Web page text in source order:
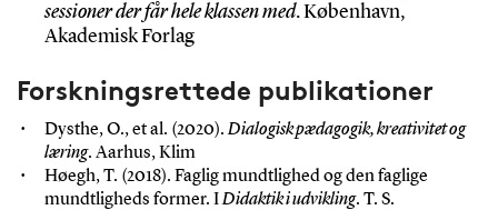
sessioner der får hele klassen med. København,
Akademisk Forlag
Forskningsrettede publikationer
Dysthe, O., et al. (2020).Dialogisk pædagogik, kreativitet og
læring. Aarhus, Klim
Høegh, T. (2018). Faglig mundtlighed og den faglige
mundtligheds former. IDidaktik i udvikling. T. S.